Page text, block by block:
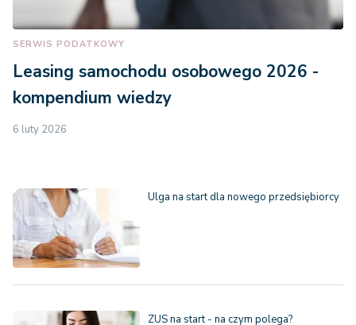
SERWIS PODATKOWY
Leasing samochodu osobowego 2026 -
kompendium wiedzy
6 luty 2026
Ulga na start dla nowego przedsiębiorcy
ZUS na start - na czym polega?